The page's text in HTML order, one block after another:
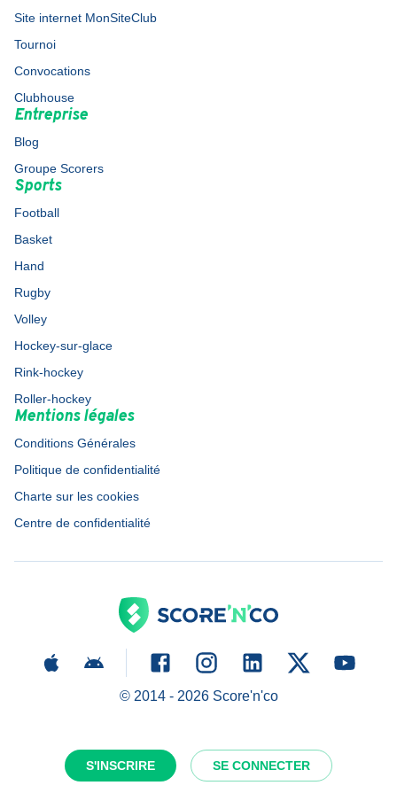
S'INSCRIRE SE CONNECTER
Site internet MonSiteClub
Tournoi
Convocations
Clubhouse
Entreprise
Blog
Groupe Scorers
Sports
Football
Basket
Hand
Rugby
Volley
Hockey-sur-glace
Rink-hockey
Roller-hockey
Mentions légales
Conditions Générales
Politique de confidentialité
Charte sur les cookies
Centre de confidentialité
© 2014 - 2026Score'n'co